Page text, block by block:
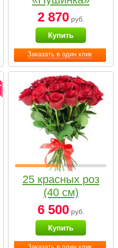
Заказать в один клик
2 870руб.
Купить
25 красных роз
(40 см)
6 500руб.
Купить